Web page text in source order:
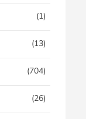
(1)
(13)
(704)
(26)